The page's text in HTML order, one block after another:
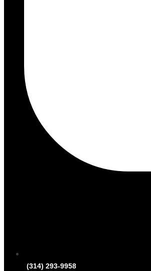
(314) 293-9958